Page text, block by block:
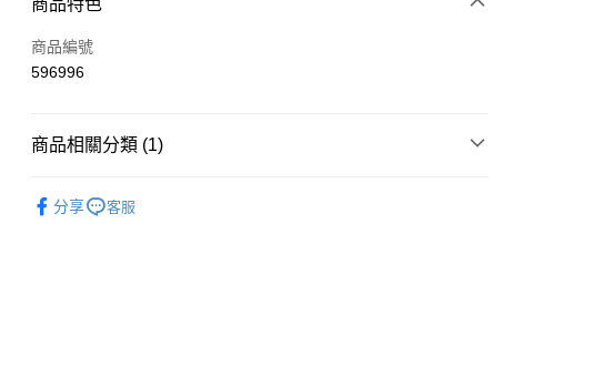
信用卡
商品特色
商品編號
596996
商品相關分類 (1)
分享
客服